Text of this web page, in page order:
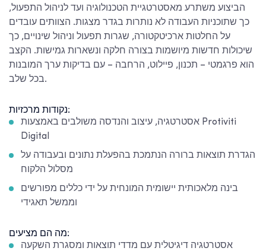
הביצוע משתרע מאסטרטגיית הטכנולוגיה ועד לניהול התפעול,
כך שתוכניות העבודה לא נותרות בגדר מצגות. הצוותים עובדים
על החלטות ארכיטקטורה, שגרות תפעול וניהול שינויים, כך
שיכולות חדשות מיושמות בצורה חלקה ונשארות גמישות. הקצב
הוא פרגמטי – תכנון, פיילוט, הרחבה – עם בדיקות ערך המובנות
בכל שלב.
נקודות מרכזיות:
אסטרטגיה, עיצוב והנדסה משולבים באמצעות Protiviti
Digital
הגדרת תוצאות ברורה הנתמכת בהפעלת נתונים ובעבודה על
מסלול הלקוח
בינה מלאכותית יישומית המונחית על ידי כללים מפורשים
וממשל תאגידי
מה הם מציעים:
אסטרטגיה דיגיטלית עם מדדי תוצאות ומסגרת השקעה